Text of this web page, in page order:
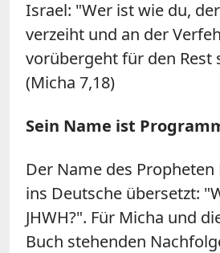
Israel: "Wer ist wie du,
verzeiht und an der
vorübergeht für den Rest
(Micha 7,18)
Sein Name ist
Der Name des
ins Deutsche übersetzt:
JHWH?". Für Micha und
Buch stehenden